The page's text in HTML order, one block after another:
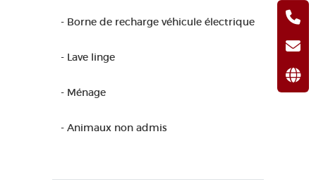
- Borne de recharge véhicule électrique
- Lave linge
- Ménage
- Animaux non admis